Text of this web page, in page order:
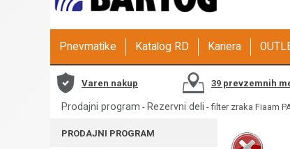
Pnevmatike Katalog RD Kariera
Varen nakup 39 prevzemnih
Prodajni program - Rezervni deli - filter zraka Fiaam
PRODAJNI PROGRAM